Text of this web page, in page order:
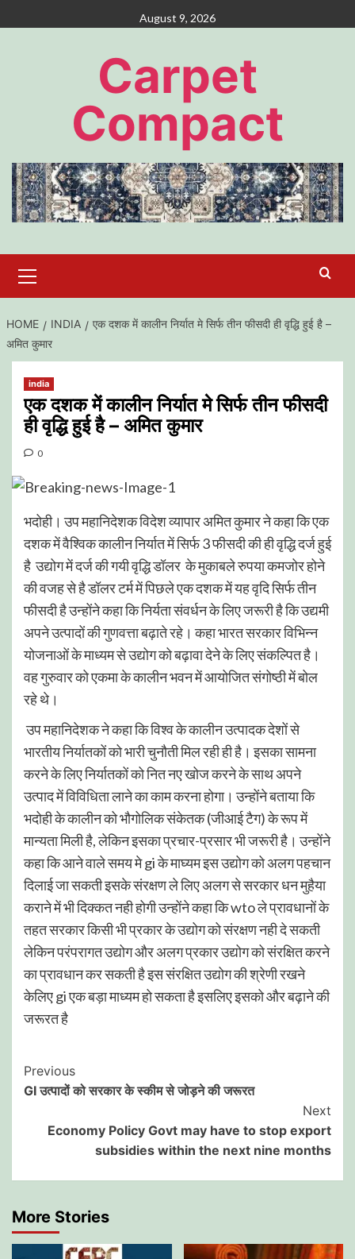
to
August 9, 2026
Carpet
Compact
Menu
HOME INDIA
एक दशक में कालीन निर्यात मे सिर्फ तीन फीसदी ही वृद्धि हुई है –
अमित कुमार
india
एक दशक में कालीन निर्यात मे सिर्फ तीन फीसदी
ही वृद्धि हुई है – अमित कुमार
0
भदोही। उप महानिदेशक विदेश व्यापार अमित कुमार ने कहा कि एक
दशक में वैश्विक कालीन निर्यात में सिर्फ 3 फीसदी की ही वृद्धि दर्ज हुई
है उद्योग में दर्ज की गयी वृद्धि डॉलर के मुकाबले रुपया कमजोर होने
की वजह से है डॉलर टर्म में पिछले एक दशक में यह वृदि सिर्फ तीन
फीसदी है उन्होंने कहा कि निर्यता संवर्धन के लिए जरूरी है कि उद्यमी
अपने उत्पादों की गुणवत्ता बढ़ाते रहे। कहा भारत सरकार विभिन्न
योजनाओं के माध्यम से उद्योग को बढ़ावा देने के लिए संकल्पित है।
वह गुरुवार को एकमा के कालीन भवन में आयोजित संगोष्ठी में बोल
रहे थे।
उप महानिदेशक ने कहा कि विश्व के कालीन उत्पादक देशों से
भारतीय निर्यातकों को भारी चुनौती मिल रही ही है। इसका सामना
करने के लिए निर्यातकों को नित नए खोज करने के साथ अपने
उत्पाद में विविधिता लाने का काम करना होगा। उन्होंने बताया कि
भदोही के कालीन को भौगोलिक संकेतक (जीआई टैग) के रूप में
मान्यता मिली है, लेकिन इसका प्रचार-प्रसार भी जरूरी है। उन्होंने
कहा कि आने वाले समय मे gi के माघ्यम इस उद्योग को अलग पहचान
दिलाई जा सकती इसके संरक्षण ले लिए अलग से सरकार धन मुहैया
कराने में भी दिक्कत नही होगी उन्होंने कहा कि wto ले प्रावधानों के
तहत सरकार किसी भी प्रकार के उद्योग को संरक्षण नही दे सकती
लेकिन परंपरागत उद्योग और अलग प्रकार उद्योग को संरक्षित करने
का प्रावधान कर सकती है इस संरक्षित उद्योग की श्रेणी रखने
केलिए gi एक बड़ा माध्यम हो सकता है इसलिए इसको और बढ़ाने की
जरूरत है
Post
Navigation
Previous
GI उत्पादों को सरकार के स्कीम से जोड़ने की जरूरत
Next
Economy Policy Govt may have to stop export
subsidies within the next nine months
More Stories